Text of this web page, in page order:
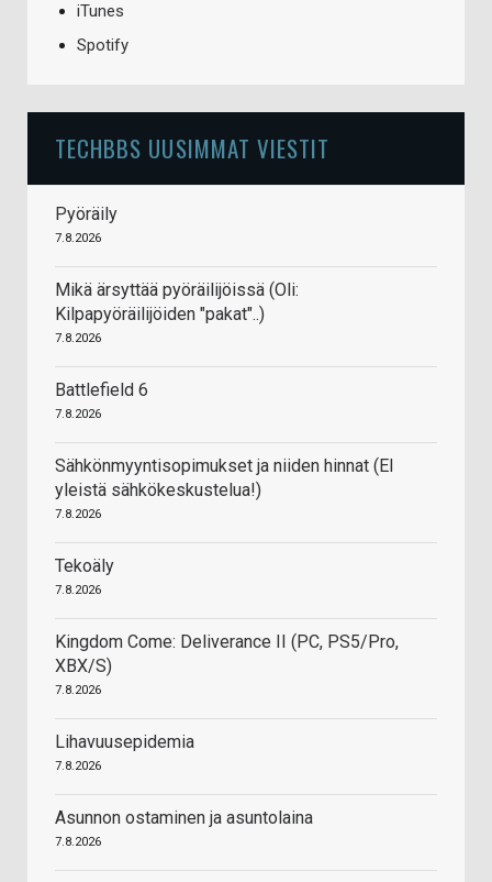
iTunes
Spotify
TECHBBS UUSIMMAT VIESTIT
Pyöräily
7.8.2026
Mikä ärsyttää pyöräilijöissä (Oli:
Kilpapyöräilijöiden "pakat"..)
7.8.2026
Battlefield 6
7.8.2026
Sähkönmyyntisopimukset ja niiden hinnat (EI
yleistä sähkökeskustelua!)
7.8.2026
Tekoäly
7.8.2026
Kingdom Come: Deliverance II (PC, PS5/Pro,
XBX/S)
7.8.2026
Lihavuusepidemia
7.8.2026
Asunnon ostaminen ja asuntolaina
7.8.2026